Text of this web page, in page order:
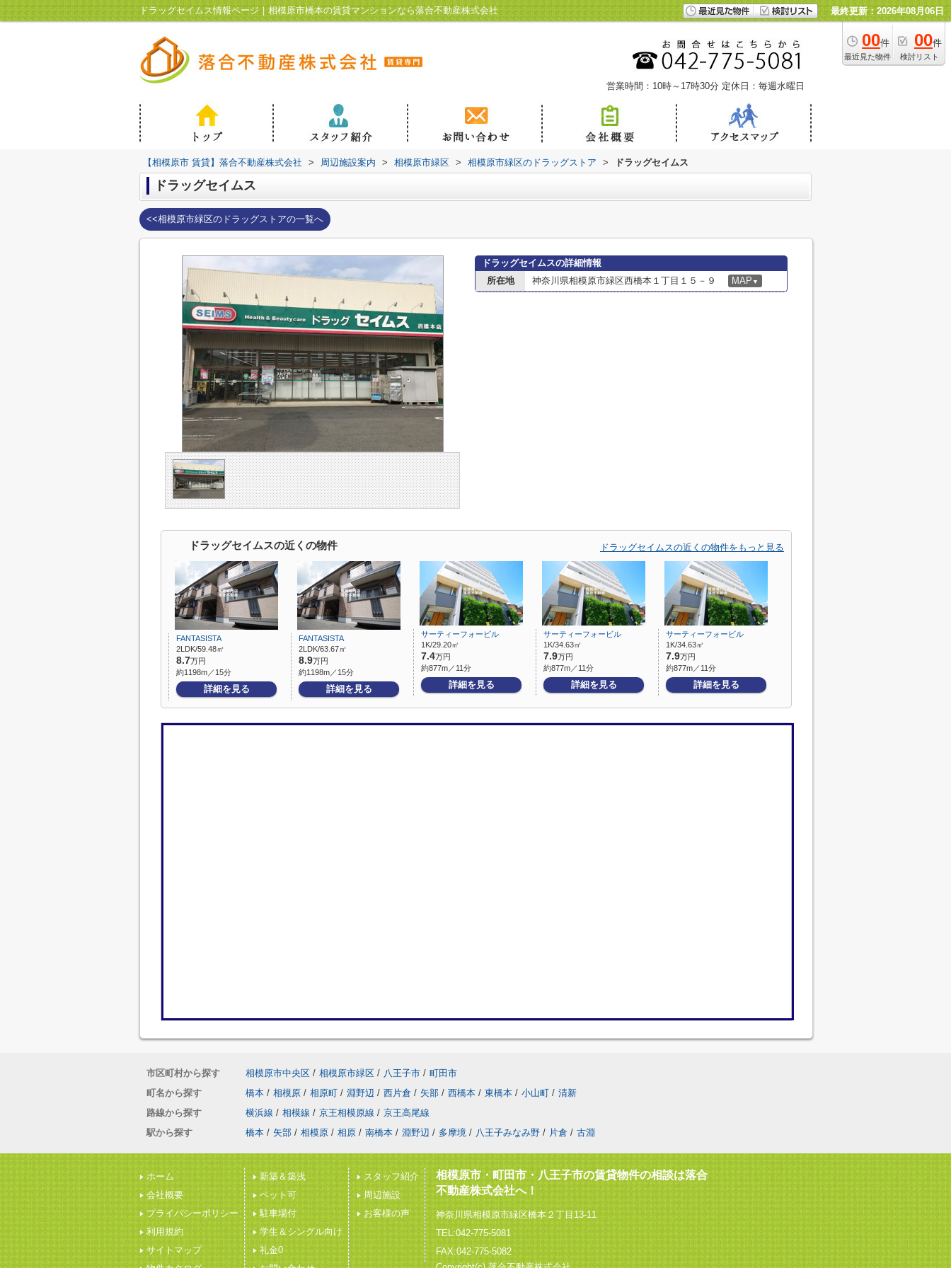
ドラッグセイムス情報ページ｜相模原市橋本の賃貸マンションなら落合不動産株式会社 最終更新：2026年08月06日
00件
最近見た物件
00件
検討リスト
営業時間：10時～17時30分 定休日：毎週水曜日
【相模原市 賃貸】落合不動産株式会社 > 周辺施設案内 > 相模原市緑区 > 相模原市緑区のドラッグストア > ドラッグセイムス
ドラッグセイムス
<<相模原市緑区のドラッグストアの一覧へ
ドラッグセイムスの詳細情報
所在地
神奈川県相模原市緑区西橋本１丁目１５－９ MAP ▼
ドラッグセイムスの近くの物件 ドラッグセイムスの近くの物件をもっと見る
FANTASISTA
2LDK/59.48㎡
8.7万円
約1198m／15分
詳細を見る
FANTASISTA
2LDK/63.67㎡
8.9万円
約1198m／15分
詳細を見る
サーティーフォービル
1K/29.20㎡
7.4万円
約877m／11分
詳細を見る
サーティーフォービル
1K/34.63㎡
7.9万円
約877m／11分
詳細を見る
サーティーフォービル
1K/34.63㎡
7.9万円
約877m／11分
詳細を見る
市区町村から探す 相模原市中央区 / 相模原市緑区 / 八王子市 / 町田市
町名から探す
橋本 / 相模原 / 相原町 / 淵野辺 / 西片倉 / 矢部 / 西橋本 / 東橋本 / 小山町 / 清新
路線から探す
横浜線 / 相模線 / 京王相模原線 / 京王高尾線
駅から探す
橋本 / 矢部 / 相模原 / 相原 / 南橋本 / 淵野辺 / 多摩境 / 八王子みなみ野 / 片倉 / 古淵
ホーム
会社概要
プライバシーポリシー
利用規約
サイトマップ
新築＆築浅
ペット可
駐車場付
学生＆シングル向け
礼金0
スタッフ紹介
周辺施設
お客様の声
相模原市・町田市・八王子市の賃貸物件の相談は落合
不動産株式会社へ！
神奈川県相模原市緑区橋本２丁目13-11
TEL:042-775-5081
FAX:042-775-5082